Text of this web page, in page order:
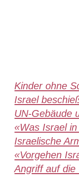
Kinder ohne
Israel
UN-Gebäude
«Was Israel
Israelische
«Vorgehen
Angriff auf die